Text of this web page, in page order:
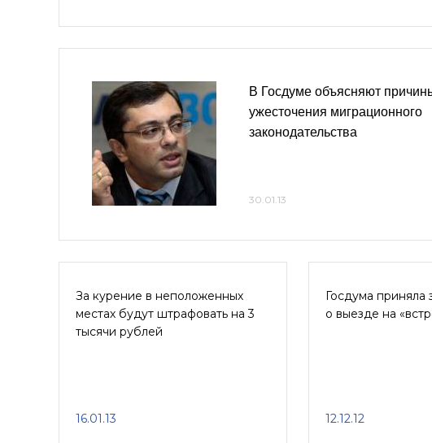
В Госдуме объясняют
ужесточения миграционного
законодательства
30.01.13
За курение в неположенных
местах будут штрафовать на 3
тысячи рублей
16.01.13
Госдума приняла
о выезде на
12.12.12